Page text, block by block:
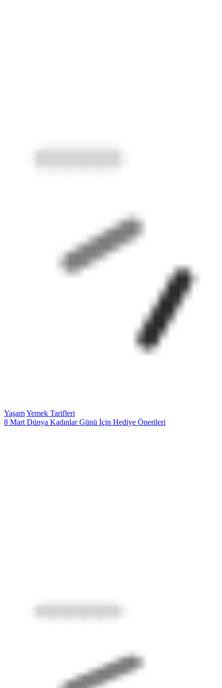
YaşamYemek Tarifleri
8 Mart Dünya Kadınlar Günü İçin Hediye Önerileri